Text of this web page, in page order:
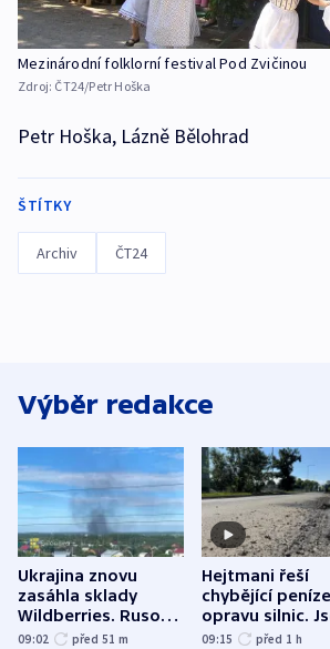
Mezinárodní folklorní festival Pod Zvičinou
Zdroj: ČT24/Petr Hoška
Petr Hoška, Lázně Bělohrad
ŠTÍTKY
Archiv ČT24
Výběr redakce
Ukrajina znovu
zasáhla sklady
Wildberries. Rusové
útočili v Charkovské
09:02 před 51 m
Hejtmani řeší
chybějící
opravu silnic.
nenárokové,
09:15 před 1 h